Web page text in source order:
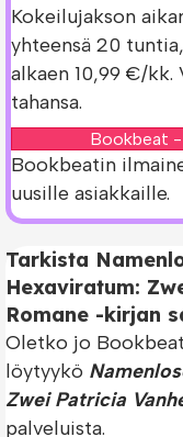
Kokeilujakson
yhteensä 20
alkaen 10,99 €/
tahansa.
Bookbeat -
Bookbeatin
uusille asiakkaille.
Tarkista
Hexaviratum:
Romane -kirjan
Oletko jo
löytyykö
Zwei Patricia
palveluista.